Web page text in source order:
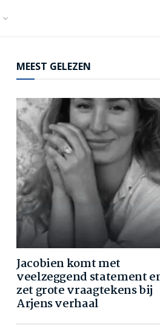
MEEST GELEZEN
Jacobien komt met
veelzeggend statement
zet grote vraagtekens bij
Arjens verhaal